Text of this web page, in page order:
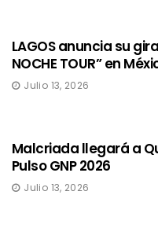
LAGOS anuncia su gira
NOCHE TOUR” en
Julio 13, 2026
Malcriada llegará a
Pulso GNP 2026
Julio 13, 2026